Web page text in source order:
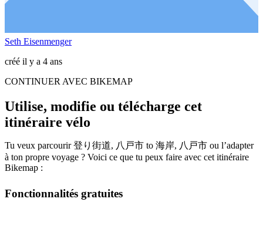
Seth Eisenmenger
créé il y a 4 ans
CONTINUER AVEC BIKEMAP
Utilise, modifie ou télécharge cet
itinéraire vélo
Tu veux parcourir 登り街道, 八戸市 to 海岸, 八戸市 ou l’adapter
à ton propre voyage ? Voici ce que tu peux faire avec cet itinéraire
Bikemap :
Fonctionnalités gratuites